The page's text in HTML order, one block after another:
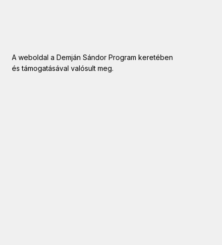
A weboldal a Demján Sándor Program keretében
és támogatásával valósult meg.